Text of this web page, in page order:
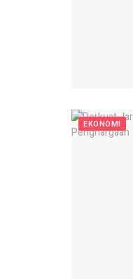
EKONOMI